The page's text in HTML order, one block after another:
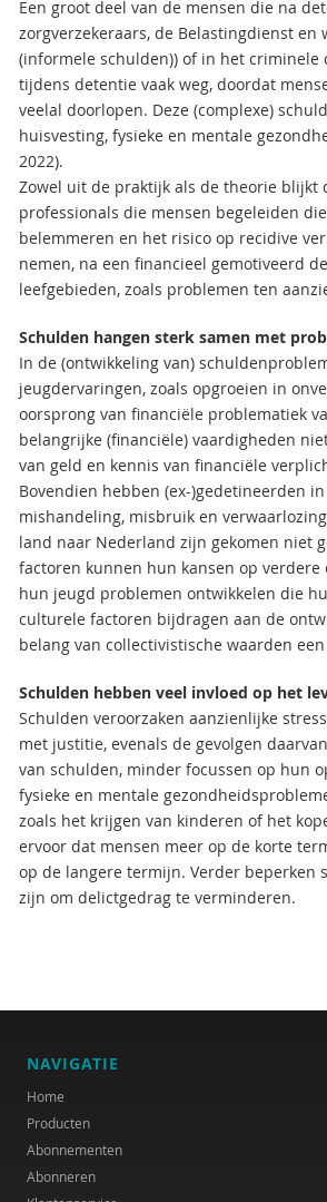
Een groot deel van de mensen die na
zorgverzekeraars, de Belastingdienst
(informele schulden)) of in het criminele
tijdens detentie vaak weg, doordat
veelal doorlopen. Deze (complexe)
huisvesting, fysieke en mentale
2022).
Zowel uit de praktijk als de theorie blijkt
professionals die mensen begeleiden
belemmeren en het risico op recidive
nemen, na een financieel gemotiveerd
leefgebieden, zoals problemen ten
Schulden hangen sterk samen met
In de (ontwikkeling van)
jeugdervaringen, zoals opgroeien in
oorsprong van financiële problematiek
belangrijke (financiële) vaardigheden
van geld en kennis van financiële
Bovendien hebben (ex-)gedetineerden
mishandeling, misbruik en
land naar Nederland zijn gekomen niet
factoren kunnen hun kansen op
hun jeugd problemen ontwikkelen die
culturele factoren bijdragen aan de
belang van collectivistische waarden
Schulden hebben veel invloed op het
Schulden veroorzaken aanzienlijke
met justitie, evenals de gevolgen
van schulden, minder focussen op hun
fysieke en mentale
zoals het krijgen van kinderen of het
ervoor dat mensen meer op de korte
op de langere termijn. Verder beperken
zijn om delictgedrag te verminderen.
NAVIGATIE
Home
Producten
Abonnementen
Abonneren